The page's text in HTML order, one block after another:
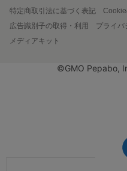
特定商取引法に基づく表記
Cookie
広告識別子の取得・利用
プライバ
メディアキット
©GMO Pepabo,